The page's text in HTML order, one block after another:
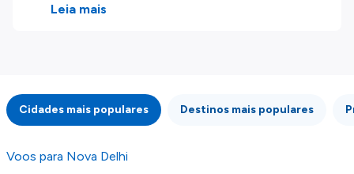
produtos disponíveis no nosso website são
integridade ou pela precisão da informação
publicada, por isso verifique com atenção todas
as condições no website do parceiro antes de
fazer uma reserva. Para mais detalhes verifique
os nossosTermos e Condições
Leia mais
Cidades mais populares Destinos mais populares
Voos para Nova Delhi